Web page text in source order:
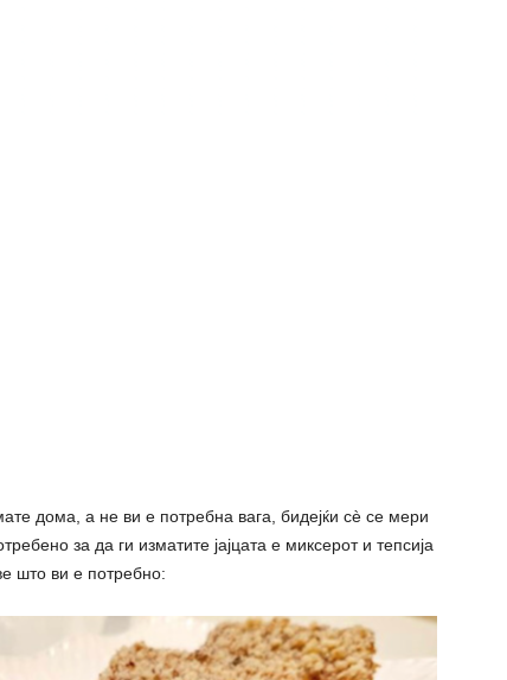
дома, а не ви е потребна вага, бидејќи сè се мери
за да ги изматите јајцата е миксерот и тепсија
што ви е потребно: